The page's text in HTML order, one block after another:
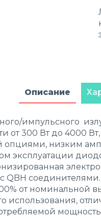
Описание
импульсного
от 300 Вт до 4000
низким
эксплуатации
QBH
от
использования,